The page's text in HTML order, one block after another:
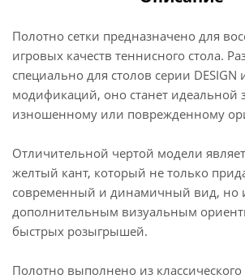
Полотно сетки предназначено для
игровых качеств теннисного стола.
специально для столов серии
модификаций, оно станет идеальной
изношенному или поврежденному
Отличительной чертой модели
желтый кант, который не только
современный и динамичный вид, но
дополнительным визуальным
быстрых розыгрышей.
Полотно выполнено из классического